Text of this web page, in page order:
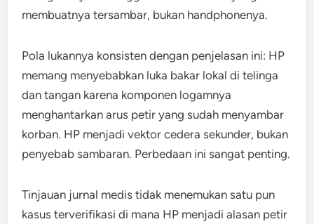
membuatnya tersambar, bukan handphonenya.
Pola lukannya konsisten dengan penjelasan ini: HP
memang menyebabkan luka bakar lokal di telinga
dan tangan karena komponen logamnya
menghantarkan arus petir yang sudah menyambar
korban. HP menjadi vektor cedera sekunder, bukan
penyebab sambaran. Perbedaan ini sangat penting.
Tinjauan jurnal medis tidak menemukan satu pun
kasus terverifikasi di mana HP menjadi alasan petir